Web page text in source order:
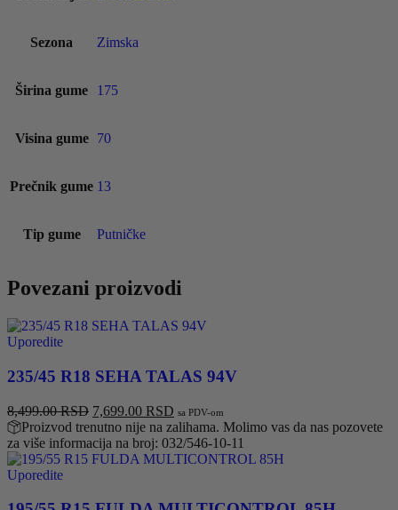
Sezona Zimska
Širina gume 175
Visina gume 70
Prečnik gume 13
Tip gume Putničke
Povezani proizvodi
Uporedite
235/45 R18 SEHA TALAS 94V
8,499.00RSD Originalna
cena
je
bila:
7,699.00 RSD Trenutna
cena
je:
7,699.00 RSD.
sa PDV-om
Proizvod trenutno nije na zalihama. Molimo vas da nas pozovete
za više informacija na broj: 032/546-10-11
Uporedite